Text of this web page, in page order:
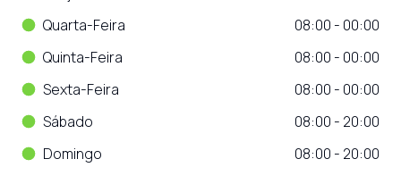
Quarta-Feira
08:00 - 00:00
Quinta-Feira
08:00 - 00:00
Sexta-Feira
08:00 - 00:00
Sábado
08:00 - 20:00
Domingo
08:00 - 20:00